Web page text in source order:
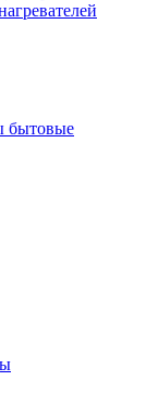
бытовые